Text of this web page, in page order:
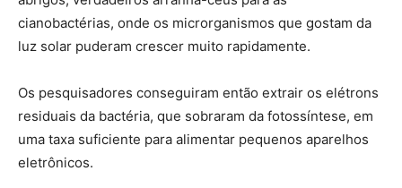
cianobactérias, onde os microrganismos que gostam da
luz solar puderam crescer muito rapidamente.
Os pesquisadores conseguiram então extrair os elétrons
residuais da bactéria, que sobraram da fotossíntese, em
uma taxa suficiente para alimentar pequenos aparelhos
eletrônicos.